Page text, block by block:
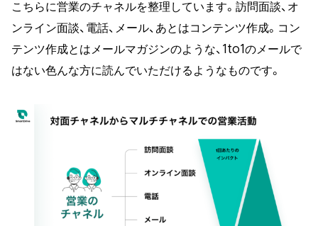
こちらに営業のチャネルを整理しています。訪問面談、オ
ンライン面談、電話、メール、あとはコンテンツ作成。コン
テンツ作成とはメールマガジンのような、1to1のメールで
はない色んな方に読んでいただけるようなものです。